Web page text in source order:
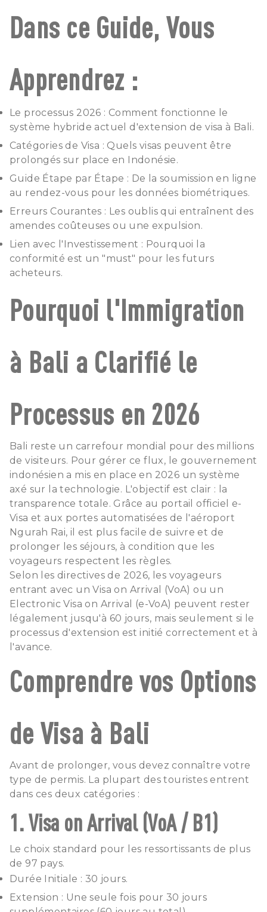
Dans ce Guide, Vous
Apprendrez :
Le processus 2026 : Comment fonctionne le
système hybride actuel d'extension de visa à Bali.
Catégories de Visa : Quels visas peuvent être
prolongés sur place en Indonésie.
Guide Étape par Étape : De la soumission en ligne
au rendez-vous pour les données biométriques.
Erreurs Courantes : Les oublis qui entraînent des
amendes coûteuses ou une expulsion.
Lien avec l'Investissement : Pourquoi la
conformité est un "must" pour les futurs
acheteurs.
Pourquoi l'Immigration
à Bali a Clarifié le
Processus en 2026
Bali reste un carrefour mondial pour des millions
de visiteurs. Pour gérer ce flux, le gouvernement
indonésien a mis en place en 2026 un système
axé sur la technologie. L'objectif est clair : la
transparence totale. Grâce au portail officiel e-
Visa et aux portes automatisées de l'aéroport
Ngurah Rai, il est plus facile de suivre et de
prolonger les séjours, à condition que les
voyageurs respectent les règles.
Selon les directives de 2026, les voyageurs
entrant avec un Visa on Arrival (VoA) ou un
Electronic Visa on Arrival (e-VoA) peuvent rester
légalement jusqu'à 60 jours, mais seulement si le
processus d'extension est initié correctement et à
l'avance.
Comprendre vos Options
de Visa à Bali
Avant de prolonger, vous devez connaître votre
type de permis. La plupart des touristes entrent
dans ces deux catégories :
1. Visa on Arrival (VoA / B1)
Le choix standard pour les ressortissants de plus
de 97 pays.
Durée Initiale : 30 jours.
Extension : Une seule fois pour 30 jours